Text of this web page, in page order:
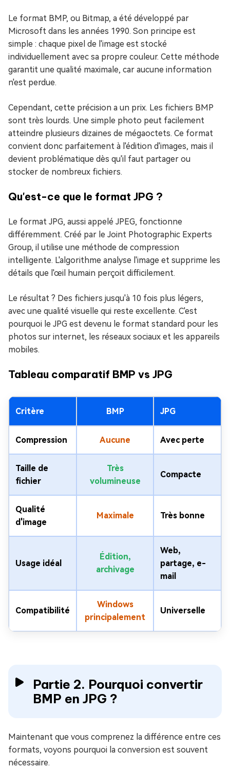
Le format BMP, ou Bitmap, a été développé par
Microsoft dans les années 1990. Son principe est
simple : chaque pixel de l'image est stocké
individuellement avec sa propre couleur. Cette méthode
garantit une qualité maximale, car aucune information
n'est perdue.
Cependant, cette précision a un prix. Les fichiers BMP
sont très lourds. Une simple photo peut facilement
atteindre plusieurs dizaines de mégaoctets. Ce format
convient donc parfaitement à l'édition d'images, mais il
devient problématique dès qu'il faut partager ou
stocker de nombreux fichiers.
Qu'est-ce que le format JPG ?
Le format JPG, aussi appelé JPEG, fonctionne
différemment. Créé par le Joint Photographic Experts
Group, il utilise une méthode de compression
intelligente. L'algorithme analyse l'image et supprime les
détails que l'œil humain perçoit difficilement.
Le résultat ? Des fichiers jusqu'à 10 fois plus légers,
avec une qualité visuelle qui reste excellente. C'est
pourquoi le JPG est devenu le format standard pour les
photos sur internet, les réseaux sociaux et les appareils
mobiles.
Tableau comparatif BMP vs JPG
Critère BMP JPG
Compression Aucune Avec perte
Taille de
fichier
Très
volumineuse
Compacte
Qualité
d'image
Maximale Très bonne
Usage idéal
Édition,
archivage
Web,
partage, e-
mail
Compatibilité
Windows
principalement
Universelle
Partie 2. Pourquoi convertir
BMP en JPG ?
Maintenant que vous comprenez la différence entre ces
formats, voyons pourquoi la conversion est souvent
nécessaire.